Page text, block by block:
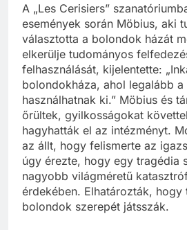
A „Les Cerisiers”
események során Möbius, aki
választotta a bolondok házát
elkerülje tudományos
felhasználását, kijelentette:
bolondokháza, ahol legalább
használhatnak ki.” Möbius és
őrültek, gyilkosságokat
hagyhatták el az intézményt.
az állt, hogy felismerte az
úgy érezte, hogy egy tragédia
nagyobb világméretű
érdekében. Elhatározták, hogy
bolondok szerepét játsszák.